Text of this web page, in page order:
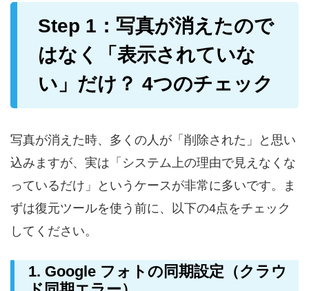
Step 1：写真が消えたので
はなく「表示されていな
い」だけ？ 4つのチェック
写真が消えた時、多くの人が「削除された」と思い
込みますが、実は「システム上の理由で見えなくな
っているだけ」というケースが非常に多いです。ま
ずは復元ツールを使う前に、以下の4点をチェック
してください。
1. Google フォトの同期設定（クラウ